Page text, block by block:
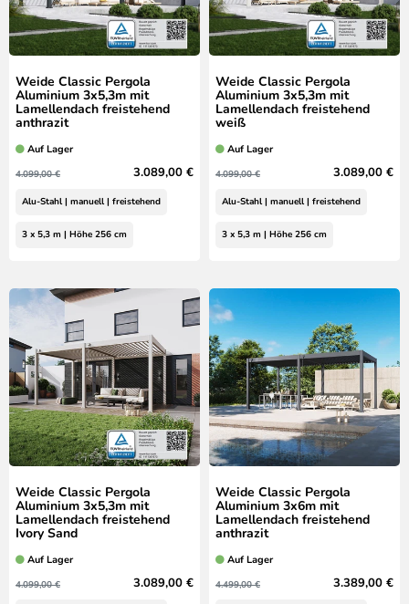
Weide Classic Pergola
Aluminium 3x5,3m mit
Lamellendach freistehend
anthrazit
Auf Lager
4.099,00 € 3.089,00 €
Alu-Stahl | manuell | freistehend
3 x 5,3 m | Höhe 256 cm
Weide Classic Pergola
Aluminium 3x5,3m mit
Lamellendach freistehend
weiß
Auf Lager
4.099,00 € 3.089,00 €
Alu-Stahl | manuell | freistehend
3 x 5,3 m | Höhe 256 cm
Weide Classic Pergola
Aluminium 3x5,3m mit
Lamellendach freistehend
Ivory Sand
Auf Lager
4.099,00 € 3.089,00 €
Weide Classic Pergola
Aluminium 3x6m mit
Lamellendach freistehend
anthrazit
Auf Lager
4.499,00 € 3.389,00 €